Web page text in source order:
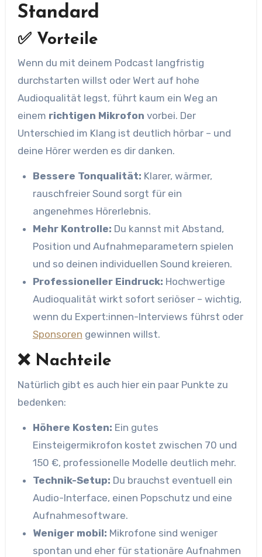
Standard
✅ Vorteile
Wenn du mit deinem Podcast langfristig
durchstarten willst oder Wert auf hohe
Audioqualität legst, führt kaum ein Weg an
einem richtigen Mikrofon vorbei. Der
Unterschied im Klang ist deutlich hörbar – und
deine Hörer werden es dir danken.
Bessere Tonqualität: Klarer, wärmer,
rauschfreier Sound sorgt für ein
angenehmes Hörerlebnis.
Mehr Kontrolle: Du kannst mit Abstand,
Position und Aufnahmeparametern spielen
und so deinen individuellen Sound kreieren.
Professioneller Eindruck: Hochwertige
Audioqualität wirkt sofort seriöser – wichtig,
wenn du Expert:innen-Interviews führst oder
Sponsoren gewinnen willst.
❌ Nachteile
Natürlich gibt es auch hier ein paar Punkte zu
bedenken:
Höhere Kosten: Ein gutes
Einsteigermikrofon kostet zwischen 70 und
150 €, professionelle Modelle deutlich mehr.
Technik-Setup: Du brauchst eventuell ein
Audio-Interface, einen Popschutz und eine
Aufnahmesoftware.
Weniger mobil: Mikrofone sind weniger
spontan und eher für stationäre Aufnahmen